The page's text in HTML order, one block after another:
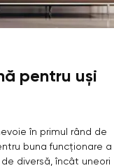
pentru uși
în primul rând de
buna funcționare a
diversă, încât uneori